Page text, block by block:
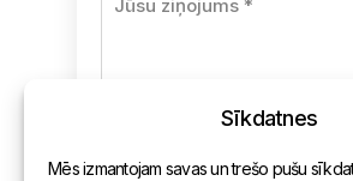
Apmaksa un piegāde
Kontakti
Vispārēja
Sīkdatnes
Mēs izmantojam savas un trešo pušu